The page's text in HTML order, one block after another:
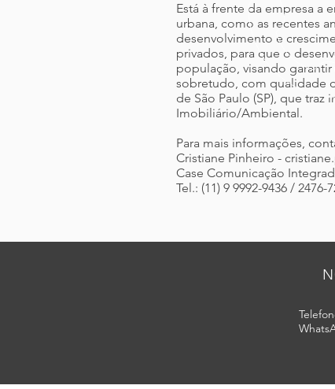
Está à frente da empresa a
urbana, como as recentes
desenvolvimento e
privados, para que o
população, visando
sobretudo, com qualidade
de São Paulo (SP), que
Imobiliário/Ambiental.
Para mais informações,
Cristiane Pinheiro -
Case Comunicação
Tel.: (11) 9 9992-9436 / 2476-